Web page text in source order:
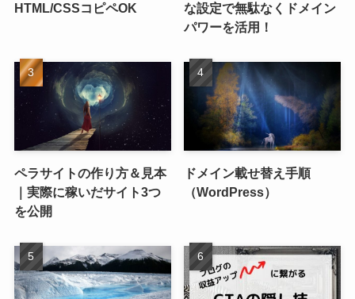
HTML/CSSコピペOK
な設定で無駄なくドメイン
パワーを活用！
ペラサイトの作り方＆見本
｜実際に稼いだサイト3つ
を公開
ドメイン載せ替え手順
（WordPress）